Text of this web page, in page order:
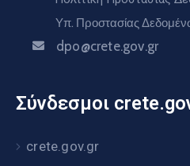
Υπ. Προστασίας
dpo@crete.gov.gr
Σύνδεσμοι
crete.gov.gr